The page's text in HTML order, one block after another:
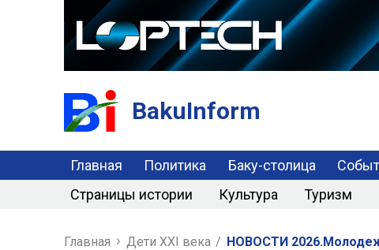
BakuInform
Главная Политика Баку-столица
Страницы истории
Культура Туризм
Главная Дети XXI века / НОВОСТИ